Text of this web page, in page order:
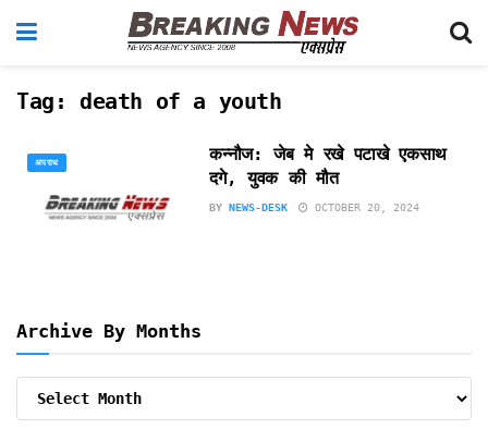
Tag: death of a youth
अपराध
कन्नौज: जेब मे रखे पटाखे एकसाथ
दगे, युवक की मौत
BY NEWS-DESK OCTOBER 20, 2024
Archive By Months